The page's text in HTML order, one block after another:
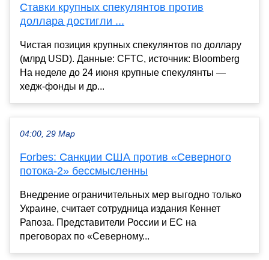
Ставки крупных спекулянтов против
доллара достигли ...
Чистая позиция крупных спекулянтов по доллару
(млрд USD). Данные: CFTC, источник: Bloomberg
На неделе до 24 июня крупные спекулянты —
хедж-фонды и др...
04:00, 29 Мар
Forbes: Санкции США против «Северного
потока-2» бессмысленны
Внедрение ограничительных мер выгодно только
Украине, считает сотрудница издания Кеннет
Рапоза. Представители России и ЕС на
преговорах по «Северному...